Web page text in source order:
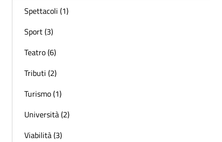
Spettacoli (1)
Sport (3)
Teatro (6)
Tributi (2)
Turismo (1)
Università (2)
Viabilità (3)